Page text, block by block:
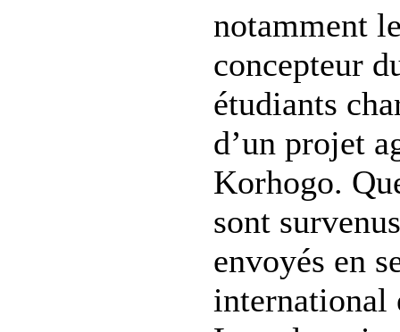
notamment
concepteur
étudiants
d’un projet
Korhogo.
sont
envoyés en
international